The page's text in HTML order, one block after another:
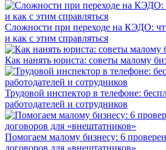
Сложности при переходе на КЭДО:
и как с этим справляться
Как нанять юриста: советы малому
Трудовой инспектор в телефоне:
работодателей и сотрудников
Помогаем малому бизнесу: 6
договоров для «внештатников»